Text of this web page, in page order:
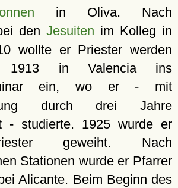
in Oliva. Nach
den Jesuiten im Kolleg in
wollte er Priester werden
in Valencia ins
ein, wo er - mit
durch drei Jahre
- studierte. 1925 wurde er
geweiht. Nach
Stationen wurde er Pfarrer
Alicante. Beim Beginn des